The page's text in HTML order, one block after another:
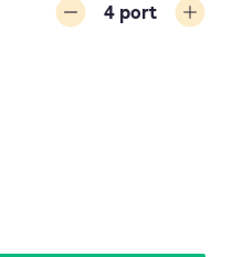
4 port